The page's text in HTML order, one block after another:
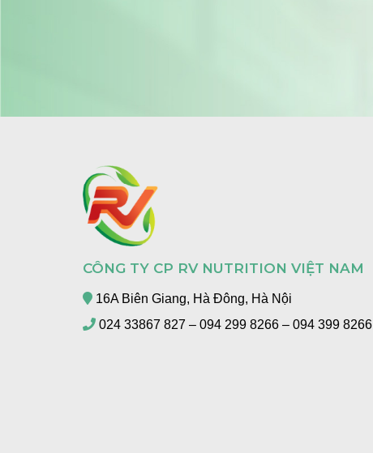
CÔNG TY CP RV NUTRITION VIỆT NAM
16A Biên Giang, Hà Đông, Hà Nội
024 33867 827 – 094 299 8266 – 094 399 8266